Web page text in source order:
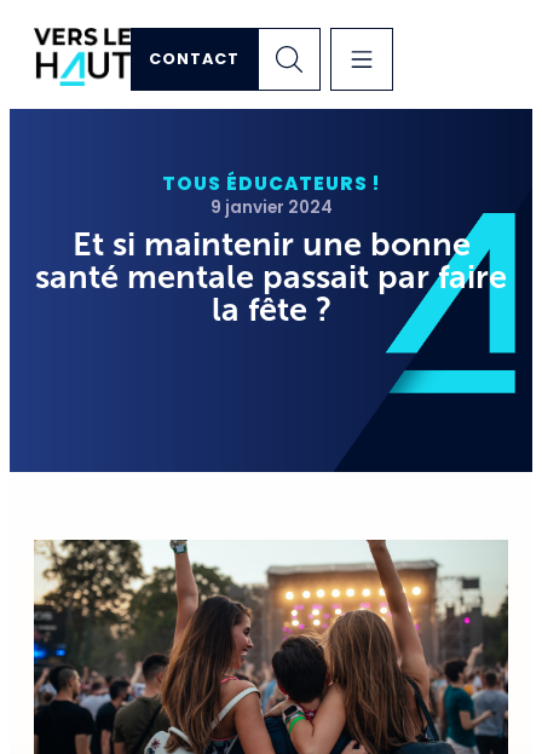
CONTACT
TOUS ÉDUCATEURS !
9 janvier 2024
Et si maintenir une bonne
santé mentale passait par faire
la fête ?